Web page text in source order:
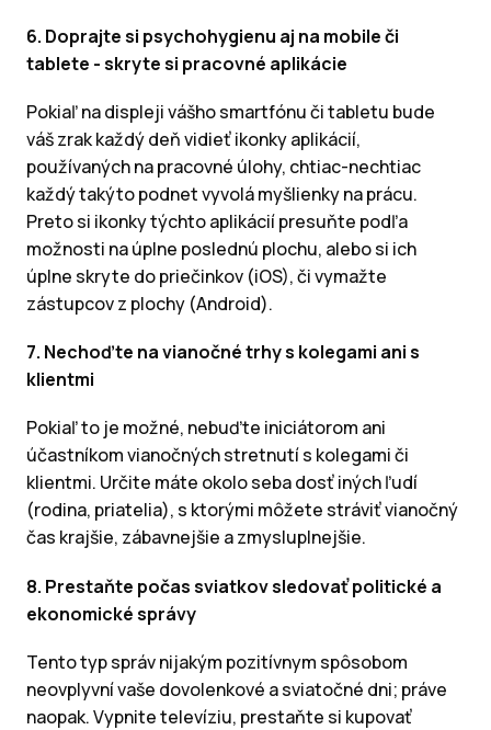
6. Doprajte si psychohygienu aj na mobile či
tablete - skryte si pracovné aplikácie
Pokiaľ na displeji vášho smartfónu či tabletu bude
váš zrak každý deň vidieť ikonky aplikácií,
používaných na pracovné úlohy, chtiac-nechtiac
každý takýto podnet vyvolá myšlienky na prácu.
Preto si ikonky týchto aplikácií presuňte podľa
možnosti na úplne poslednú plochu, alebo si ich
úplne skryte do priečinkov (iOS), či vymažte
zástupcov z plochy (Android).
7. Nechoďte na vianočné trhy s kolegami ani s
klientmi
Pokiaľ to je možné, nebuďte iniciátorom ani
účastníkom vianočných stretnutí s kolegami či
klientmi. Určite máte okolo seba dosť iných ľudí
(rodina, priatelia), s ktorými môžete stráviť vianočný
čas krajšie, zábavnejšie a zmysluplnejšie.
8. Prestaňte počas sviatkov sledovať politické a
ekonomické správy
Tento typ správ nijakým pozitívnym spôsobom
neovplyvní vaše dovolenkové a sviatočné dni; práve
naopak. Vypnite televíziu, prestaňte si kupovať